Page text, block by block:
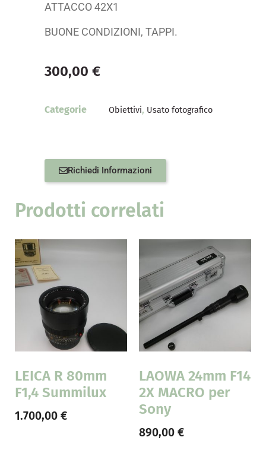
ATTACCO 42X1
BUONE CONDIZIONI, TAPPI.
300,00 €
Categorie Obiettivi, Usato fotografico
Richiedi Informazioni
Prodotti correlati
LEICA R 80mm
F1,4 Summilux
1.700,00 €
LAOWA 24mm F14
2X MACRO per
Sony
890,00 €